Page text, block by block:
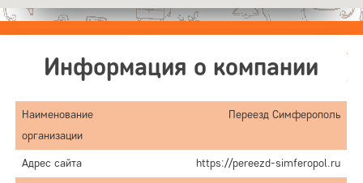
Информация о компании
Наименование
организации
Переезд Симферополь
Адрес сайта https://pereezd-simferopol.ru